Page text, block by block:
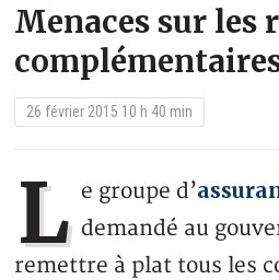
Menaces sur les
26 février 2015 10 h 40 min
L e groupe d’
demandé au
remettre à plat tous les